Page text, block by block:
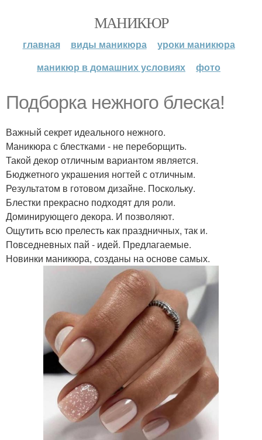
МАНИКЮР
главная виды маникюра
уроки маникюра
маникюр в домашних условиях
фото
Подборка нежного блеска!
Важный секрет идеального нежного.
Маникюра с блестками - не переборщить.
Такой декор отличным вариантом является.
Бюджетного украшения ногтей с отличным.
Результатом в готовом дизайне. Поскольку.
Блестки прекрасно подходят для роли.
Доминирующего декора. И позволяют.
Ощутить всю прелесть как праздничных, так и.
Повседневных пай - идей. Предлагаемые.
Новинки маникюра, созданы на основе самых.